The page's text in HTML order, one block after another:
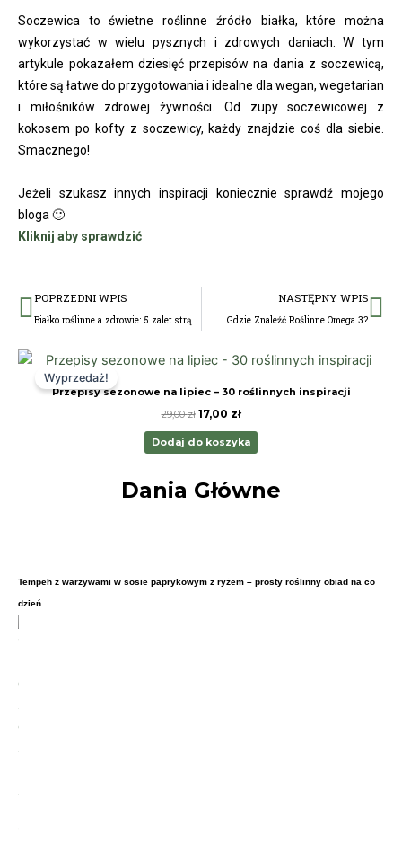
Soczewica to świetne roślinne źródło białka, które można
wykorzystać w wielu pysznych i zdrowych daniach. W tym
artykule pokazałem dziesięć przepisów na dania z soczewicą,
które są łatwe do przygotowania i idealne dla wegan, wegetarian
i miłośników zdrowej żywności. Od zupy soczewicowej z
kokosem po kofty z soczewicy, każdy znajdzie coś dla siebie.
Smacznego!
Jeżeli szukasz innych inspiracji koniecznie sprawdź mojego
bloga 🙂
Kliknij aby sprawdzić
Prev
POPRZEDNI WPIS NASTĘPNY WPIS
Gdzie Znaleźć Roślinne Omega 3?
Wyprzedaż!
Przepisy sezonowe na lipiec – 30 roślinnych inspiracji
29,00zł
Pierwotna
cena
29,00 zł.
17,00 zł
Aktualna
cena
17,00 zł.
Dodaj do koszyka
Dania Główne
Tempeh z warzywami w sosie paprykowym z ryżem – prosty roślinny obiad na co
dzień